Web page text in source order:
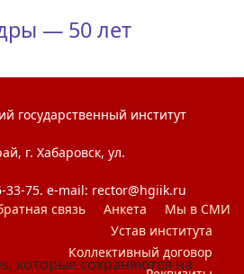
— 50 лет
государственный институт
г. Хабаровск, ул.
33-75. e-mail: rector@hgiik.ru
связь Анкета
Мы в СМИ
Устав института
Коллективный договор
которые сохраняются на